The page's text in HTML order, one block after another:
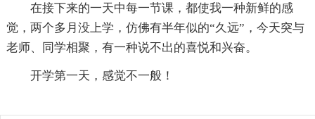
在接下来的一天中每一节课，都使我一种新鲜的感
觉，两个多月没上学，仿佛有半年似的“久远”，今天突与
老师、同学相聚，有一种说不出的喜悦和兴奋。
开学第一天，感觉不一般！